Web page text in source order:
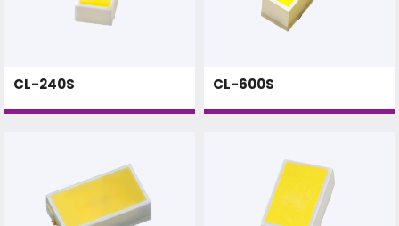
CL-240S CL-600S